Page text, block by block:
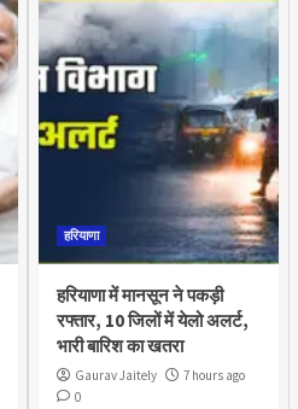
हरियाणा
हरियाणा में मानसून ने पकड़ी
रफ्तार, 10 जिलों में येलो अलर्ट,
भारी बारिश का खतरा
Gaurav Jaitely
7 hours ago
0